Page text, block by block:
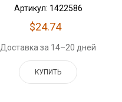
Артикул: 1422586
$24.74
Доставка за 14–20 дней
КУПИТЬ